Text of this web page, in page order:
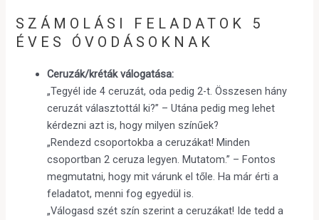
SZÁMOLÁSI FELADATOK 5
ÉVES ÓVODÁSOKNAK
Ceruzák/kréták válogatása:
„Tegyél ide 4 ceruzát, oda pedig 2-t. Összesen hány
ceruzát választottál ki?” – Utána pedig meg lehet
kérdezni azt is, hogy milyen színűek?
„Rendezd csoportokba a ceruzákat! Minden
csoportban 2 ceruza legyen. Mutatom.” – Fontos
megmutatni, hogy mit várunk el tőle. Ha már érti a
feladatot, menni fog egyedül is.
„Válogasd szét szín szerint a ceruzákat! Ide tedd a